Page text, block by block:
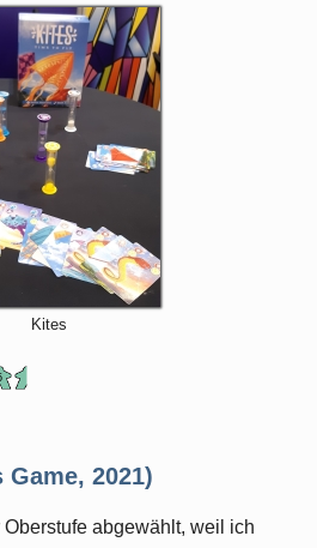
Kites
2021)
abgewählt, weil ich